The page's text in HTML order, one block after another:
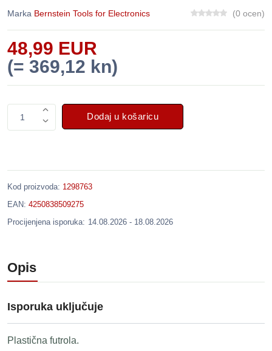
Marka Bernstein Tools for Electronics (0 ocen)
48,99 EUR
(= 369,12 kn)
1 Dodaj u košaricu
Kod proizvoda: 1298763
EAN: 4250838509275
Procijenjena isporuka: 14.08.2026 - 18.08.2026
Opis
Isporuka uključuje
Plastična futrola.